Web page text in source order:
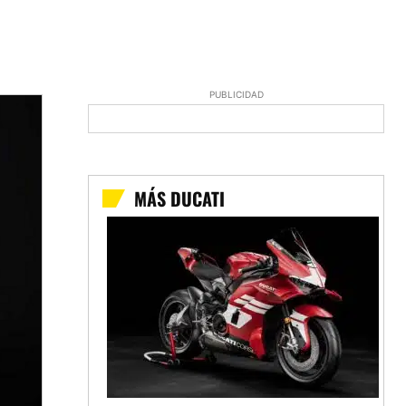
PUBLICIDAD
MÁS DUCATI